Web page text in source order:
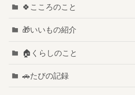
🍀こころのこと
🎁いいもの紹介
🏠️くらしのこと
🚗たびの記録